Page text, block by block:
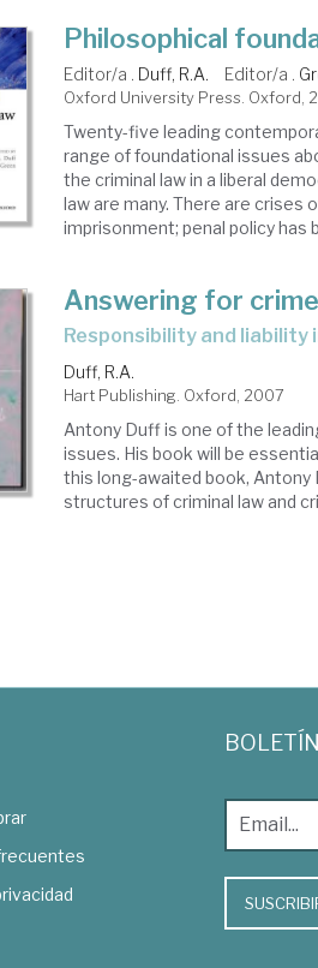
Philosophical
Editor/a . Duff, R.A. Editor/a .
Oxford University Press. Oxford,
Twenty-five leading
range of foundational issues
the criminal law in a liberal
law are many. There are crises
imprisonment; penal policy has
Answering for crime
responsibility and liability
Duff, R.A.
Hart Publishing. Oxford, 2007
Antony Duff is one of the
issues. His book will be
this long-awaited book,
structures of criminal law and